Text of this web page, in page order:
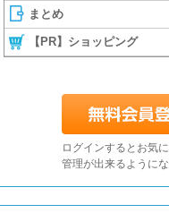
まとめ
【PR】ショッピング
ログインするとお気
管理が出来るように